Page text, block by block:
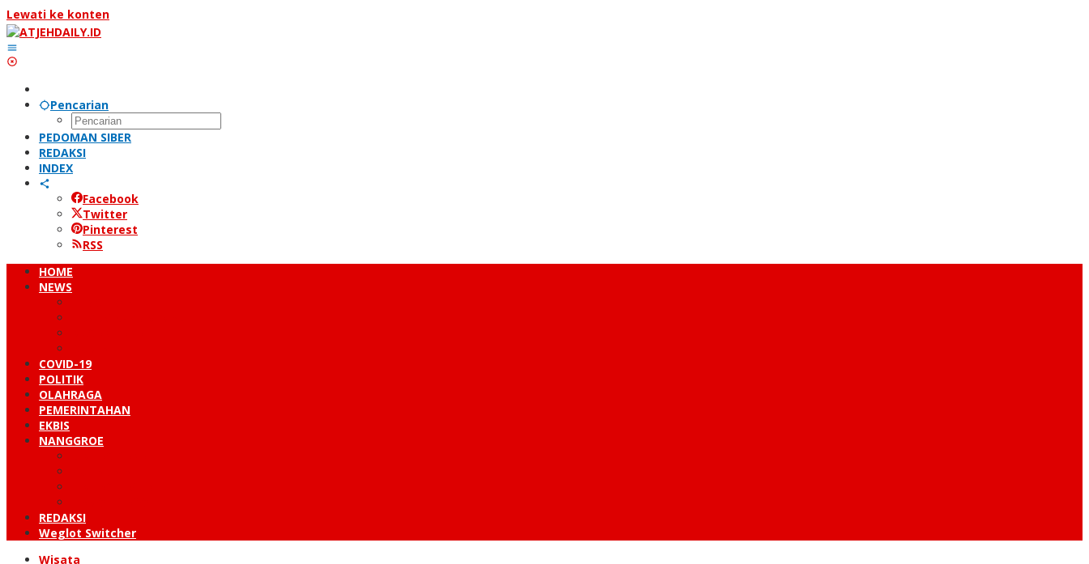
Lewati ke konten
Pencarian
PEDOMAN SIBER
REDAKSI
INDEX
Facebook
Twitter
Pinterest
RSS
HOME
NEWS
COVID-19
POLITIK
OLAHRAGA
PEMERINTAHAN
EKBIS
NANGGROE
REDAKSI
Weglot Switcher
Wisata